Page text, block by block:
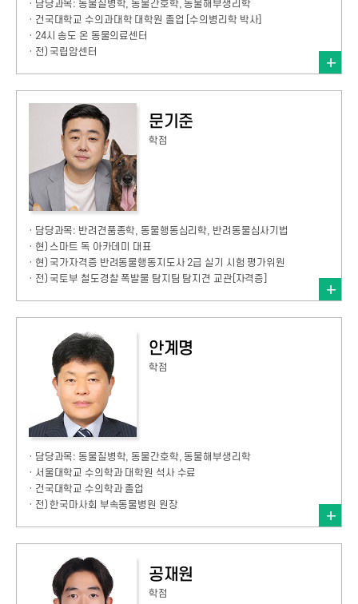
· 담당과목: 동물질병학, 동물간호학, 동물해부생리학
· 건국대학교 수의과대학 대학원 졸업 [수의병리학 박사]
· 24시 송도 온 동물의료센터
· 전) 국립암센터
문기준
학점
· 담당과목: 반려견품종학, 동물행동심리학, 반려동물심사기법
· 현) 스마트 독 아카데미 대표
· 현) 국가자격증 반려동물행동지도사 2급 실기 시험 평가위원
· 전) 국토부 철도경찰 폭발물 탐지팀 탐지견 교관[자격증]
안계명
학점
· 담당과목: 동물질병학, 동물간호학, 동물해부생리학
· 서울대학교 수의학과 대학원 석사 수료
· 건국대학교 수의학과 졸업
· 전) 한국마사회 부속동물병원 원장
공재원
학점